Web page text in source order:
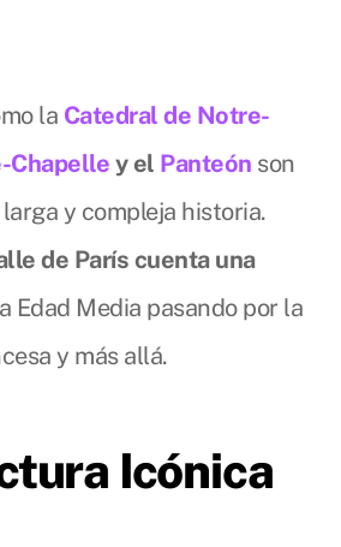
la Catedral de Notre-
Chapelle y el Panteón son
y compleja historia.
de París cuenta una
Edad Media pasando por la
y más allá.
Icónica